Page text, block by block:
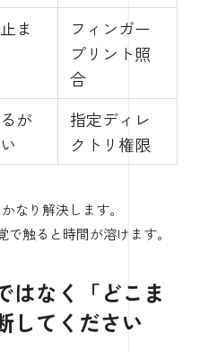
ま
フィンガー
プリント照
合
が
指定ディレ
クトリ権限
なり解決します。
触ると時間が溶けます。
はなく「どこま
してください